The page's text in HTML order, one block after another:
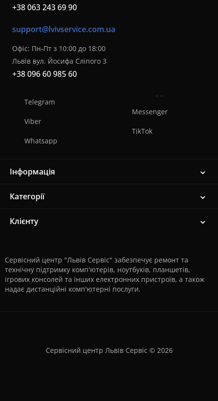
+38 063 243 69 90
support@lvivservice.com.ua
Офіс: Пн-Пт з 10:00 до 18:00
Львів вул. Йосифа Сліпого 3
+38 096 60 985 60
Telegram
Viber
Whatsapp
Messenger
TikTok
Інформація
Категорії
Клієнту
Сервісний центр "Львів Сервіс" забезпечує ремонт та
технічну підтримку комп'ютерів, ноутбуків, планшетів,
ігрових консолей та інших електронних пристроїв, а також
надає дистанційні комп'ютерні послуги.
Сервісний центр Львів Сервіс © 2026